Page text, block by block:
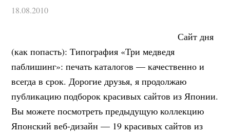
18.08.2010
Сайт дня
(как попасть): Типография «Три медведя
паблишинг»: печать каталогов — качественно и
всегда в срок. Дорогие друзья, я продолжаю
публикацию подборок красивых сайтов из Японии.
Вы можете посмотреть предыдущую коллекцию
Японский веб-дизайн — 19 красивых сайтов из